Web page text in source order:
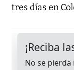
tres días en